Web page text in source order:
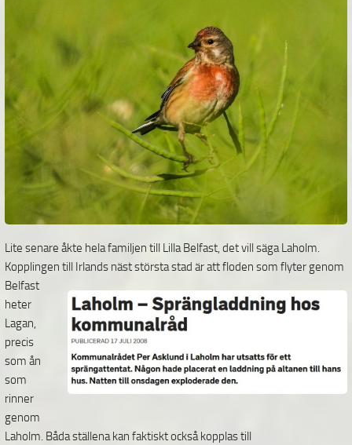
Lite senare åkte hela familjen till Lilla Belfast, det vill säga Laholm.
Kopplingen till Irlands näst störstastad är att floden som flyter genom
Belfast
heter
Lagan,
precis
som ån
som
rinner
genom
Laholm. Båda ställena kan faktiskt också kopplas till